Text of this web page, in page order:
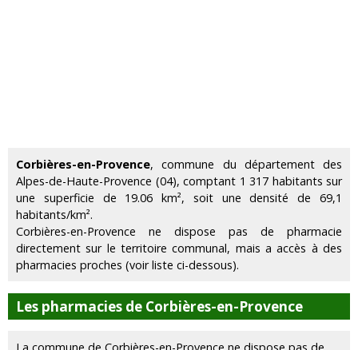
Corbières-en-Provence, commune du département des
Alpes-de-Haute-Provence (04), comptant 1 317 habitants sur
une superficie de 19.06 km², soit une densité de 69,1
habitants/km².
Corbières-en-Provence ne dispose pas de pharmacie
directement sur le territoire communal, mais a accès à des
pharmacies proches (voir liste ci-dessous).
Les pharmacies de Corbières-en-Provence